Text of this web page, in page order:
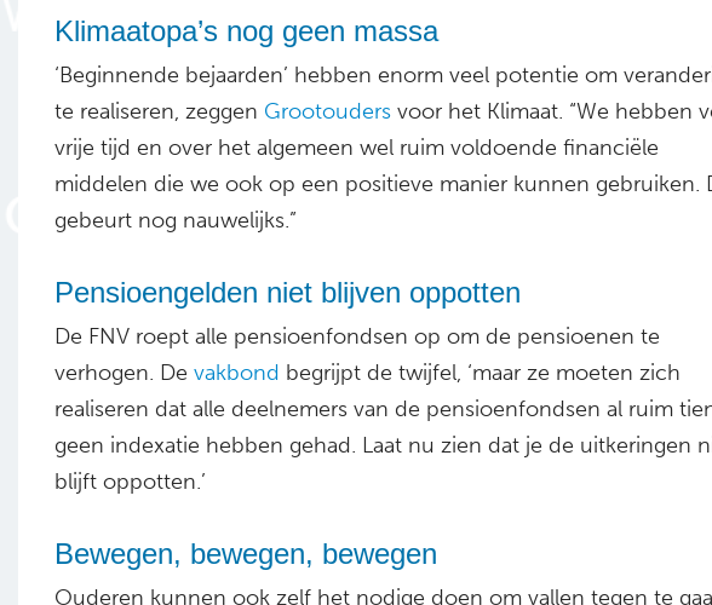
Klimaatopa’s nog geen massa
‘Beginnende bejaarden’ hebben enorm veel potentie om
te realiseren, zeggen Grootouders voor het Klimaat. “We hebben
vrije tijd en over het algemeen wel ruim voldoende financiële
middelen die we ook op een positieve manier kunnen gebruiken.
gebeurt nog nauwelijks.”
Pensioengelden niet blijven oppotten
De FNV roept alle pensioenfondsen op om de pensioenen te
verhogen. De vakbond begrijpt de twijfel, ‘maar ze moeten zich
realiseren dat alle deelnemers van de pensioenfondsen al ruim
geen indexatie hebben gehad. Laat nu zien dat je de uitkeringen
blijft oppotten.’
Bewegen, bewegen, bewegen
Ouderen kunnen ook zelf het nodige doen om vallen tegen te